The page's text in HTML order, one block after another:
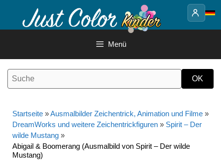
Inhalt
Menü
Startseite »Ausmalbilder Zeichentrick, Animation und Filme »
DreamWorks und weitere Zeichentrickfiguren » Spirit – Der
wilde Mustang »
Abigail & Boomerang (Ausmalbild von Spirit – Der wilde
Mustang)